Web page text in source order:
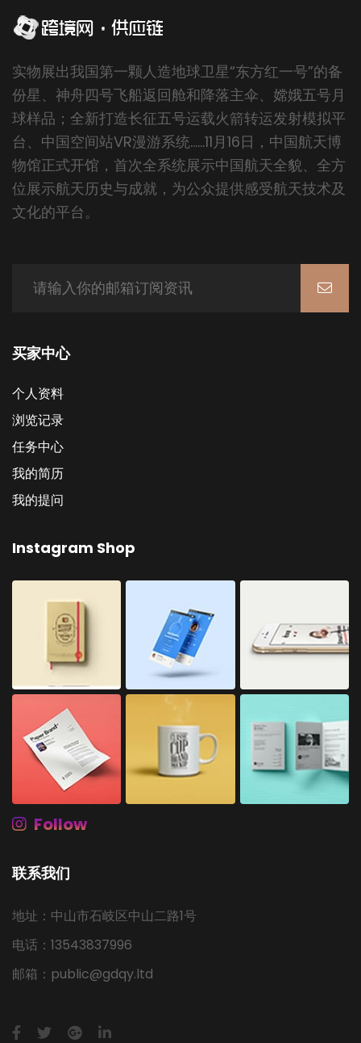
实物展出我国第一颗人造地球卫星“东方红一号”的备
份星、神舟四号飞船返回舱和降落主伞、嫦娥五号月
球样品；全新打造长征五号运载火箭转运发射模拟平
台、中国空间站VR漫游系统……11月16日，中国航天博
物馆正式开馆，首次全系统展示中国航天全貌、全方
位展示航天历史与成就，为公众提供感受航天技术及
文化的平台。
买家中心
个人资料
浏览记录
任务中心
我的简历
我的提问
Instagram Shop
Follow
联系我们
地址：中山市石岐区中山二路1号
电话：13543837996
邮箱：public@gdqy.ltd